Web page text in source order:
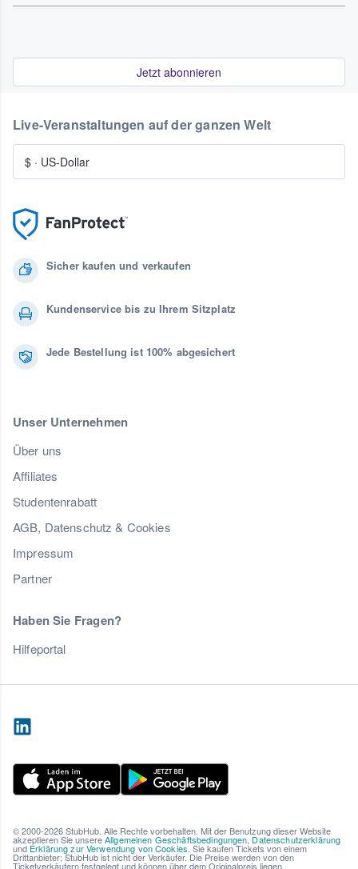
Jetzt abonnieren
Sicher kaufen und verkaufen
Kundenservice bis zu Ihrem Sitzplatz
Jede Bestellung ist 100% abgesichert
Unser Unternehmen
Über uns
Affiliates
Studentenrabatt
AGB, Datenschutz & Cookies
Impressum
Partner
Haben Sie Fragen?
Hilfeportal
Live-Veranstaltungen auf der ganzen Welt
$ · US-Dollar
© 2000-2026 StubHub. Alle Rechte vorbehalten. Mit der Benutzung dieser Website
akzeptieren Sie unsereAllgemeinen Geschäftsbedingungen Datenschutzerklärung
und Erklärung zur Verwendung von Cookies . Sie kaufen Tickets von einem
Drittanbieter; StubHub ist nicht der Verkäufer. Die Preise werden von den
Ticketverkäufern festgelegt und können über dem Originalpreis liegen.